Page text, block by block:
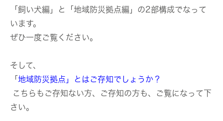
「飼い犬編」と「地域防災拠点編」の2部構成でなって
います。
ぜひ一度ご覧ください。
そして、
「 地域防災拠点」とはご存知でしょうか？
こちらもご存知ない方、ご存知の方も、ご覧になって下
さい。